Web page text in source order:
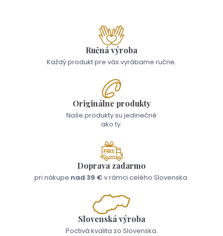
Ručná výroba
Každý produkt pre vás vyrábame ručne.
Originálne produkty
Naše produkty su jedinečné
ako ty.
Doprava zadarmo
pri nákupe nad 39 € v rámci celého Slovenska.
Slovenská výroba
Poctivá kvalita zo Slovenska.